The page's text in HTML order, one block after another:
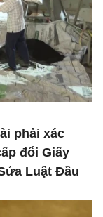
phải xác
đổi Giấy
Luật Đầu